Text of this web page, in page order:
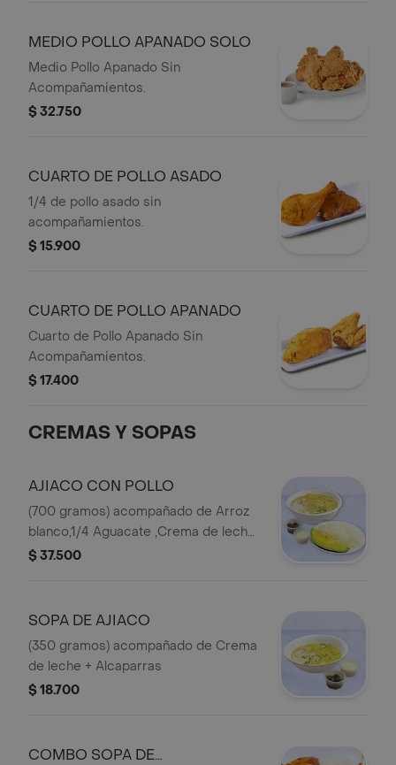
MEDIO POLLO APANADO SOLO
Medio Pollo Apanado Sin
Acompañamientos.
$ 32.750
CUARTO DE POLLO ASADO
1/4 de pollo asado sin
acompañamientos.
$ 15.900
CUARTO DE POLLO APANADO
Cuarto de Pollo Apanado Sin
Acompañamientos.
$ 17.400
CREMAS Y SOPAS
AJIACO CON POLLO
(700 gramos) acompañado de Arroz
blanco,1/4 Aguacate ,Crema de leche,
Alcaparras
$ 37.500
SOPA DE AJIACO
(350 gramos) acompañado de Crema
de leche + Alcaparras
$ 18.700
COMBO SOPA DE